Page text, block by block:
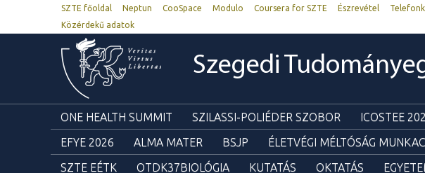
SZTE főoldal Neptun CooSpace Modulo Coursera for SZTE Észrevétel
Közérdekű adatok
Szegedi
ONE HEALTH SUMMIT SZILASSI-POLIÉDER SZOBOR ICOSTEE
EFYE 2026
ALMA MATER BSJP ÉLETVÉGI MÉLTÓSÁG
SZTE EÉTK
OTDK37BIOLÓGIA KUTATÁS OKTATÁS